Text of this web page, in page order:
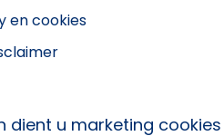
en cookies
dient u marketing cookies